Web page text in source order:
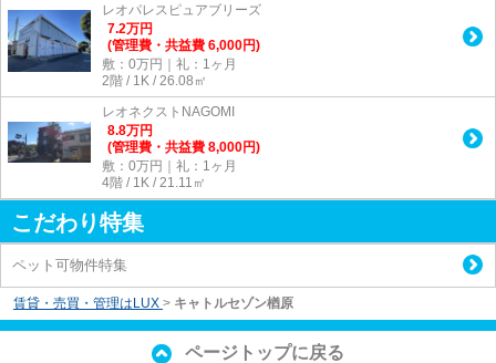
レオパレスピュアブリーズ
7.2万円
(管理費・共益費 6,000円)
敷：0万円｜礼：1ヶ月
2階 / 1K / 26.08㎡
レオネクストNAGOMI
8.8万円
(管理費・共益費 8,000円)
敷：0万円｜礼：1ヶ月
4階 / 1K / 21.11㎡
こだわり特集
ペット可物件特集
賃貸・売買・管理はLUX > キャトルセゾン楢原
ページトップに戻る